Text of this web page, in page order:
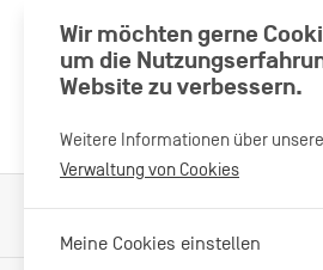
Besuchen Sie
Wir möchten gerne
um die
Website zu verbessern.
Weitere Informationen über
Verwaltung von Cookies
Meine Cookies einstellen